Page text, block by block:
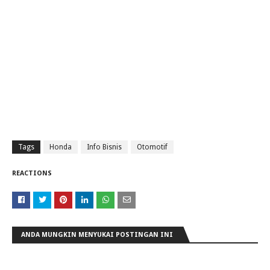
Tags Honda Info Bisnis Otomotif
REACTIONS
ANDA MUNGKIN MENYUKAI POSTINGAN INI